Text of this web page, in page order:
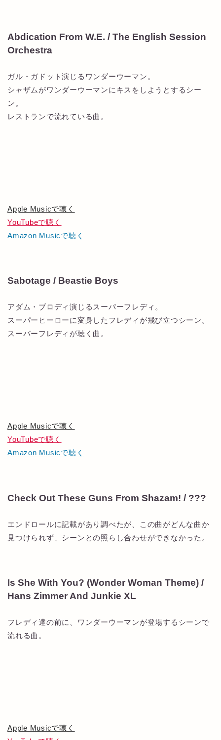
Abdication From W.E. / The English Session
Orchestra
ガル・ガドット演じるワンダーウーマン。
シャザムがワンダーウーマンにキスをしようとするシー
ン。
レストランで流れている曲。
Apple Musicで聴く
YouTubeで聴く
Amazon Musicで聴く
Sabotage / Beastie Boys
アダム・ブロディ演じるスーパーフレディ。
スーパーヒーローに変身したフレディが飛び立つシーン。
スーパーフレディが聴く曲。
Apple Musicで聴く
YouTubeで聴く
Amazon Musicで聴く
Check Out These Guns From Shazam! / ???
エンドロールに記載があり調べたが、この曲がどんな曲か
見つけられず、シーンとの照らし合わせができなかった。
Is She With You? (Wonder Woman Theme) /
Hans Zimmer And Junkie XL
フレディ達の前に、ワンダーウーマンが登場するシーンで
流れる曲。
Apple Musicで聴く